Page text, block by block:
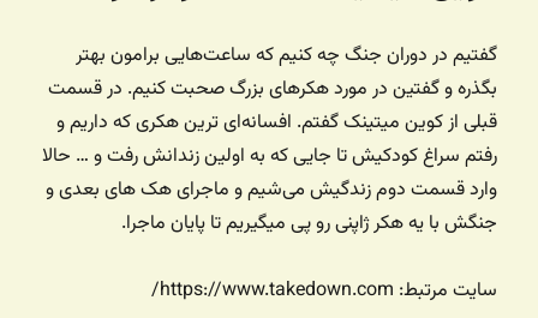
گفتیم در دوران جنگ چه کنیم که ساعت‌هایی برامون بهتر
بگذره و گفتین در مورد هکرهای بزرگ صحبت کنیم. در قسمت
قبلی از کوین میتینک گفتم. افسانه‌ای ترین هکری که داریم و
رفتم سراغ کودکیش تا جایی که به اولین زندانش رفت و … حالا
وارد قسمت دوم زندگیش می‌شیم و ماجرای هک های بعدی و
جنگش با یه هکر ژاپنی رو پی میگیریم تا پایان ماجرا.
سایت مرتبط: https://www.takedown.com/